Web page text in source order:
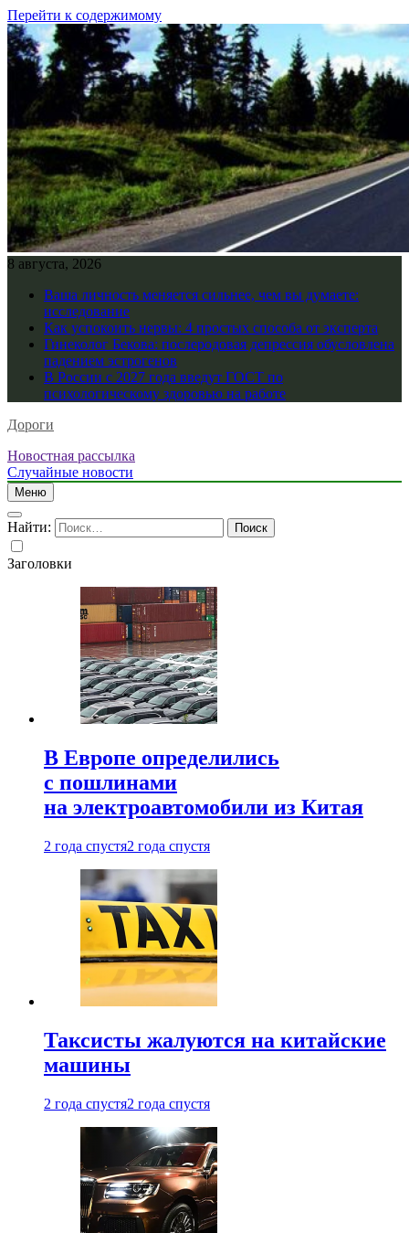
Перейти к содержимому
8 августа, 2026
Ваша личность меняется сильнее, чем вы думаете:
исследование
Как успокоить нервы: 4 простых способа от эксперта
Гинеколог Бекова: послеродовая депрессия обусловлена
падением эстрогенов
В России с 2027 года введут ГОСТ по
психологическому здоровью на работе
Дороги
Новостная рассылка
Случайные новости
Меню
Найти:
Заголовки
В Европе определились
с пошлинами
на электроавтомобили из Китая
2 года спустя2 года спустя
Таксисты жалуются на китайские
машины
2 года спустя2 года спустя